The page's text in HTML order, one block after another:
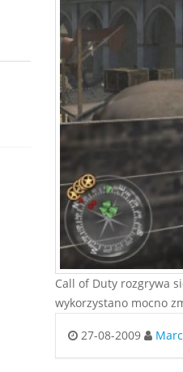
Call of Duty rozgrywa
wykorzystano mocno
27-08-2009